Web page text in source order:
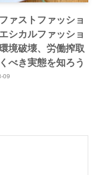
ァストファッショ
シカルファッショ
境破壊、労働搾取
べき実態を知ろう
09